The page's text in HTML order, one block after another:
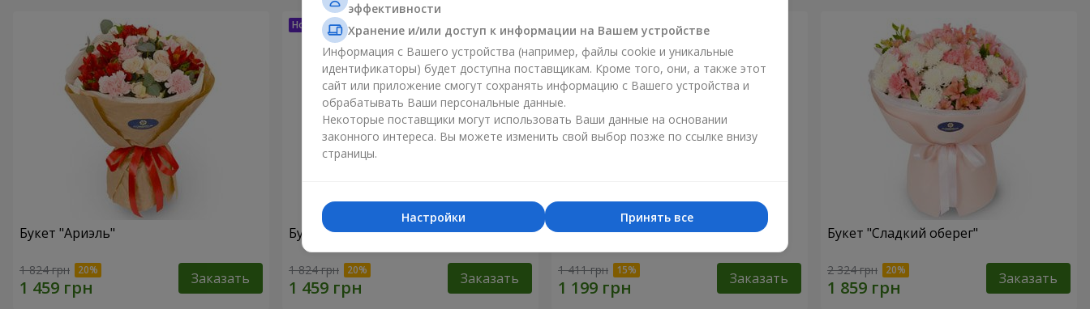
Букет "Ариэль"
1 824 грн Заказать
Букет "Светлана"
1 824 грн Заказать
Букет "Розовый зефир"
1 411 грн Заказать
Букет "Сладкий оберег"
2 324 грн Заказать
эффективности
Хранение и/или доступ к информации на Вашем устройстве
Информация с Вашего устройства (например, файлы cookie и уникальные
идентификаторы) будет доступна поставщикам. Кроме того, они, а также этот
сайт или приложение смогут сохранять информацию с Вашего устройства и
обрабатывать Ваши персональные данные.
Некоторые поставщики могут использовать Ваши данные на основании
законного интереса. Вы можете изменить свой выбор позже по ссылке внизу
страницы.
Принять все
Настройки